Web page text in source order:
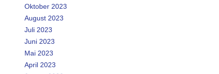
Oktober 2023
August 2023
Juli 2023
Juni 2023
Mai 2023
April 2023